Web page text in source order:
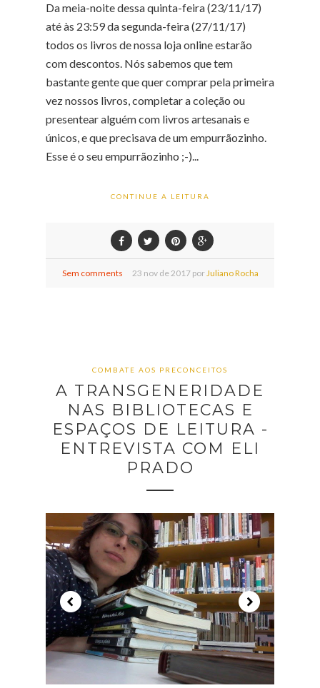
Da meia-noite dessa quinta-feira (23/11/17)
até às 23:59 da segunda-feira (27/11/17)
todos os livros de nossa loja online estarão
com descontos. Nós sabemos que tem
bastante gente que quer comprar pela primeira
vez nossos livros, completar a coleção ou
presentear alguém com livros artesanais e
únicos, e que precisava de um empurrãozinho.
Esse é o seu empurrãozinho ;-)...
CONTINUE A LEITURA
Sem comments 23 nov de2017 porJuliano Rocha
COMBATE AOS PRECONCEITOS
A TRANSGENERIDADE
NAS BIBLIOTECAS E
ESPAÇOS DE LEITURA -
ENTREVISTA COM ELI
PRADO